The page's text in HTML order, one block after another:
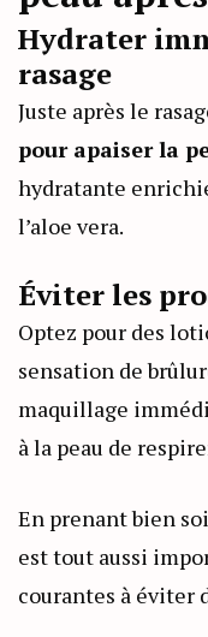
Hydrater
rasage
Juste après le
pour apaiser la
hydratante
l’aloe vera.
Éviter les
Optez pour des
sensation de
maquillage
à la peau de
En prenant bien
est tout aussi
courantes à éviter